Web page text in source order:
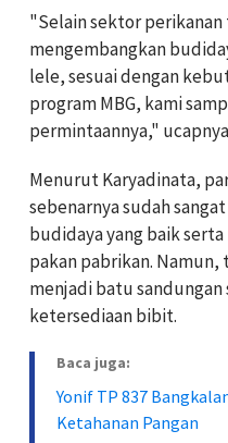
"Selain sektor
mengembangkan
lele, sesuai dengan
program MBG, kami
permintaannya,"
Menurut Karyadinata,
sebenarnya sudah
budidaya yang baik
pakan pabrikan.
menjadi batu sandungan
ketersediaan bibit.
Baca juga:
Yonif TP 837
Ketahanan Pangan